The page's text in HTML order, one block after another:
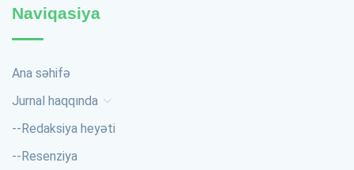
Naviqasiya
Ana səhifə
Jurnal haqqında
--Redaksiya heyəti
--Resenziya